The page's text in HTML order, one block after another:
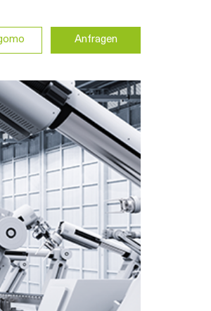
Anfragen